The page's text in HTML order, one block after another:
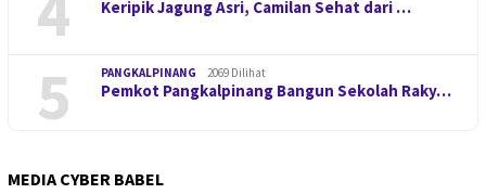
Keripik Jagung Asri, Camilan Sehat dari …
5 PANGKALPINANG 2069 Dilihat
Pemkot Pangkalpinang Bangun Sekolah Raky…
MEDIA CYBER BABEL